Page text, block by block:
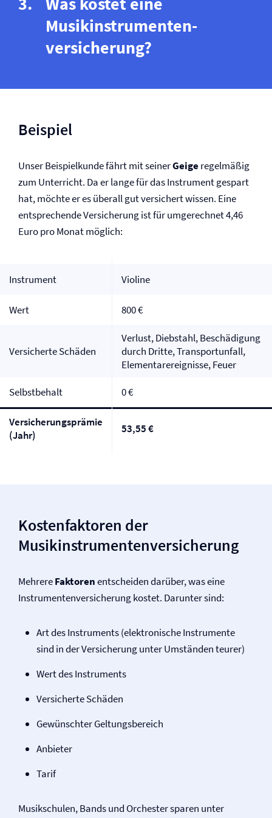
Musikinstrumenten­
versicherung?
Beispiel
Unser Beispielkunde fährt mit seinerGeigeregelmäßig
zum Unterricht. Da er lange für das Instrument gespart
hat, möchte er es überall gut versichert wissen. Eine
entsprechende Versicherung ist für umgerechnet 4,46
Euro pro Monat möglich:
Instrument Violine
Wert 800 €
Versicherte Schäden
Verlust, Diebstahl, Beschädigung
durch Dritte, Transportunfall,
Elementarereignisse, Feuer
Selbstbehalt 0 €
Versicherungsprämie
(Jahr)
53,55 €
Kostenfaktoren der
Musikinstrumenten­versicherung
MehrereFaktorenentscheiden darüber, was eine
Instrumenten­versicherung kostet. Darunter sind:
Art des Instruments (elektronische Instrumente
sind in der Versicherung unter Umständen teurer)
Wert des Instruments
Versicherte Schäden
Gewünschter Geltungsbereich
Anbieter
Tarif
Musikschulen, Bands und Orchester sparen unter